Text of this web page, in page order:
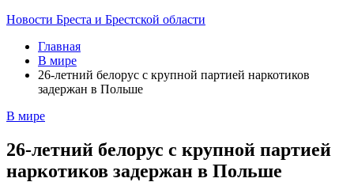
Новости Бреста и Брестской области
Главная
В мире
26-летний белорус с крупной партией наркотиков
задержан в Польше
В мире
26-летний белорус с крупной партией
наркотиков задержан в Польше